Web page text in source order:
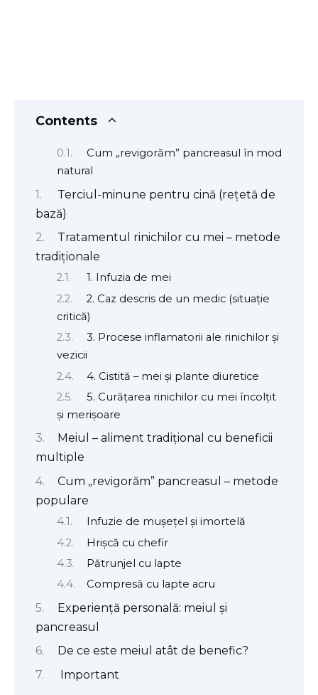
Contents
Cum „revigorăm” pancreasul în mod
natural
Terciul-minune pentru cină (rețetă de
bază)
Tratamentul rinichilor cu mei – metode
tradiționale
1. Infuzia de mei
2. Caz descris de un medic (situație
critică)
3. Procese inflamatorii ale rinichilor și
vezicii
4. Cistită – mei și plante diuretice
5. Curățarea rinichilor cu mei încolțit
și merișoare
Meiul – aliment tradițional cu beneficii
multiple
Cum „revigorăm” pancreasul – metode
populare
Infuzie de mușețel și imortelă
Hrișcă cu chefir
Pătrunjel cu lapte
Compresă cu lapte acru
Experiență personală: meiul și
pancreasul
De ce este meiul atât de benefic?
Important